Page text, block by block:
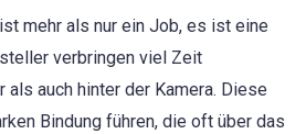
mehr als nur ein Job, es ist eine
verbringen viel Zeit
als auch hinter der Kamera. Diese
Bindung führen, die oft über das